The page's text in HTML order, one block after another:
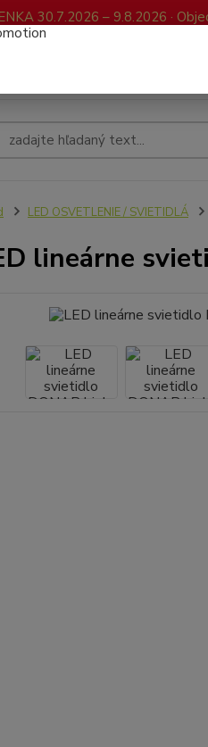
30.7.2026 – 9.8.2026 ·
LED OSVETLENIE / SVIETIDLÁ
lineárne